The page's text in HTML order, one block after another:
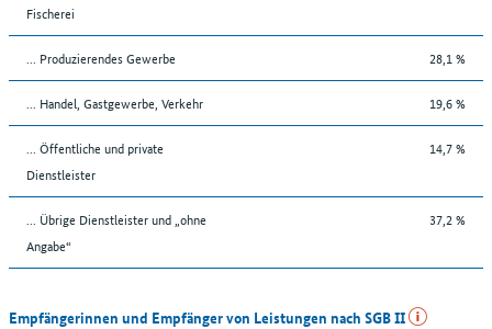
Fischerei
... Produzierendes Gewerbe 28,1 %
... Handel, Gastgewerbe, Verkehr 19,6 %
... Öffentliche und private
Dienstleister
14,7 %
... Übrige Dienstleister und „ohne
Angabe“
37,2 %
Empfängerinnen und Empfänger von Leistungen nach SGB II